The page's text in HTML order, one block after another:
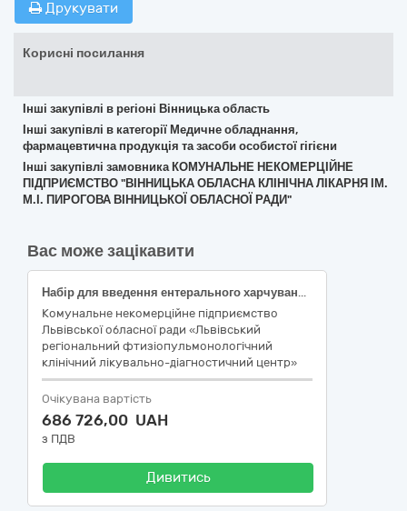
Друкувати
Корисні посилання
Інші закупівлі в регіоні Вінницька область
Інші закупівлі в категорії Медичне обладнання,
фармацевтична продукція та засоби особистої гігієни
Інші закупівлі замовника КОМУНАЛЬНЕ НЕКОМЕРЦІЙНЕ
ПІДПРИЄМСТВО "ВІННИЦЬКА ОБЛАСНА КЛІНІЧНА ЛІКАРНЯ ІМ.
М.І. ПИРОГОВА ВІННИЦЬКОЇ ОБЛАСНОЇ РАДИ"
Вас може зацікавити
Набір для введення ентерального харчування за допомогою насоса з конектором; Голки для провідникової анестезії 22G x 50 мм; Голки для провідникової анестезії 20G x 100мм; Заглушка конічна синя; Канюля для аспірації та введення лік. засоб. з мультидозових флаконів, зелена
Комунальне некомерційне підприємство
Львівської обласної ради «Львівський
регіональний фтизіопульмонологічний
клінічний лікувально-діагностичний центр»
Очікувана вартість
686 726,00 UAH
з ПДВ
Дивитись